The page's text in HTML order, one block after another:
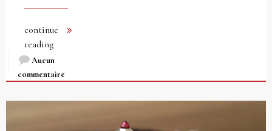
continue
reading
Aucun
commentaire